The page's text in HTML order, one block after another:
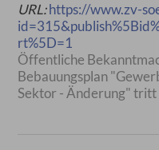
URL:https://www.zv-
rt%5D=1
Öffentliche
Bebauungsplan
Sektor - Änderung"